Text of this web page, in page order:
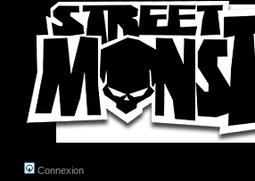
Connexion